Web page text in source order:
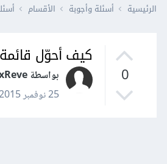
الرئيسية أسئلة وأجوبة الأقسام
0
كيف أحوّل
بواسطة MaxReve
25 نوفمبر 2015